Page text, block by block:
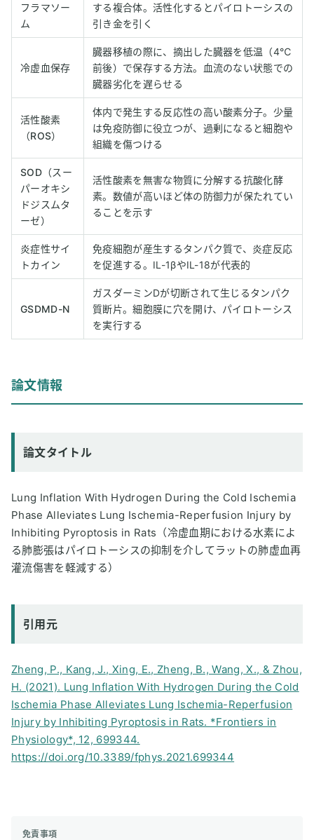
フラマソー
ム
する複合体。活性化するとパイロトーシスの
引き金を引く
冷虚血保存
臓器移植の際に、摘出した臓器を低温（4℃
前後）で保存する方法。血流のない状態での
臓器劣化を遅らせる
活性酸素
（ROS）
体内で発生する反応性の高い酸素分子。少量
は免疫防御に役立つが、過剰になると細胞や
組織を傷つける
SOD（スー
パーオキシ
ドジスムタ
ーゼ）
活性酸素を無害な物質に分解する抗酸化酵
素。数値が高いほど体の防御力が保たれてい
ることを示す
炎症性サイ
トカイン
免疫細胞が産生するタンパク質で、炎症反応
を促進する。IL-1βやIL-18が代表的
GSDMD-N
ガスダーミンDが切断されて生じるタンパク
質断片。細胞膜に穴を開け、パイロトーシス
を実行する
論文情報
論文タイトル
Lung Inflation With Hydrogen During the Cold Ischemia
Phase Alleviates Lung Ischemia-Reperfusion Injury by
Inhibiting Pyroptosis in Rats（冷虚血期における水素によ
る肺膨張はパイロトーシスの抑制を介してラットの肺虚血再
灌流傷害を軽減する）
引用元
Zheng, P., Kang, J., Xing, E., Zheng, B., Wang, X., & Zhou,
H. (2021). Lung Inflation With Hydrogen During the Cold
Ischemia Phase Alleviates Lung Ischemia-Reperfusion
Injury by Inhibiting Pyroptosis in Rats. *Frontiers in
Physiology*, 12, 699344.
https://doi.org/10.3389/fphys.2021.699344
免責事項